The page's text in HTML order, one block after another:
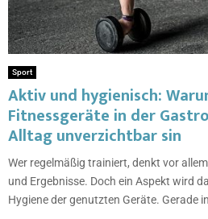
Sport
Aktiv und hygienisch:
Fitnessgeräte in der
Alltag unverzichtbar sin
Wer regelmäßig trainiert, denkt vor
und Ergebnisse. Doch ein Aspekt wird
Hygiene der genutzten Geräte. Gerade